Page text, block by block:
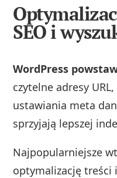
SEO i
WordPress
czytelne adresy
ustawiania meta
sprzyjają lepszej
Najpopularniejsze
optymalizację treści